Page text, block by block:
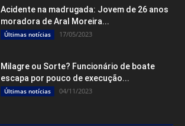
Acidente na madrugada: Jovem de 26 anos
moradora de Aral Moreira...
Últimas notícias 17/05/2023
Milagre ou Sorte? Funcionário de boate
escapa por pouco de execução...
Últimas notícias 04/11/2023